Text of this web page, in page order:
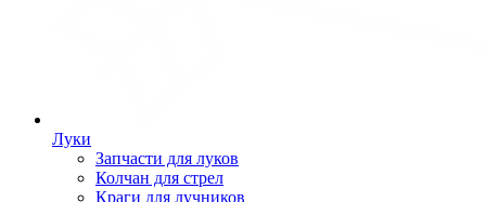
Луки
Запчасти для луков
Колчан для стрел
Краги для лучников